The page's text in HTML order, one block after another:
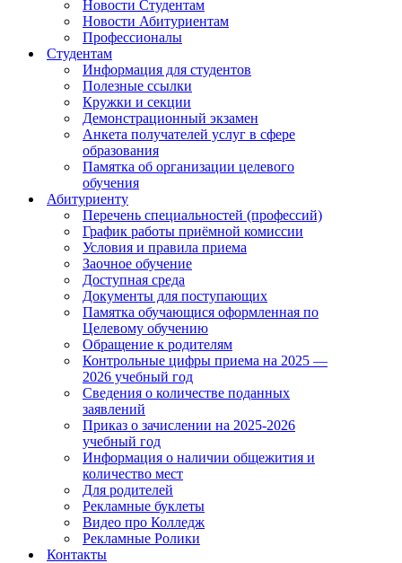
Новости Студентам
Новости Абитуриентам
Профессионалы
Студентам
Информация для студентов
Полезные ссылки
Кружки и секции
Демонстрационный экзамен
Анкета получателей услуг в сфере
образования
Памятка об организации целевого
обучения
Абитуриенту
Перечень специальностей (профессий)
График работы приёмной комиссии
Условия и правила приема
Заочное обучение
Доступная среда
Документы для поступающих
Памятка обучающися оформленная по
Целевому обучению
Обращение к родителям
Контрольные цифры приема на 2025 —
2026 учебный год
Сведения о количестве поданных
заявлений
Приказ о зачислении на 2025-2026
учебный год
Информация о наличии общежития и
количество мест
Для родителей
Рекламные буклеты
Видео про Колледж
Рекламные Ролики
Контакты